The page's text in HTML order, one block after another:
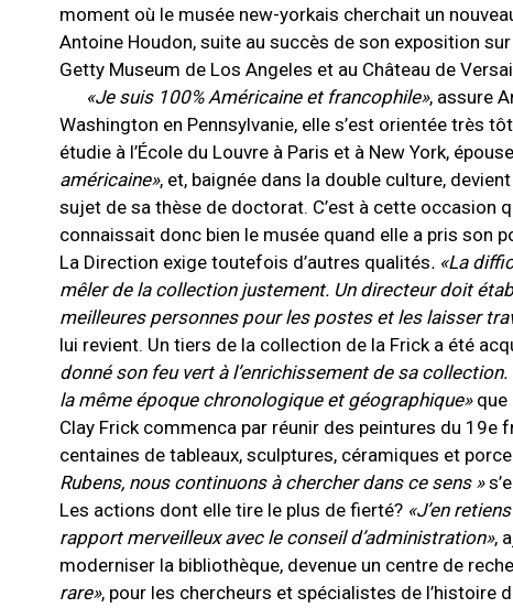
moment où le musée new-yorkais cherchait un
Antoine Houdon, suite au succès de son exposition
Getty Museum de Los Angeles et au Château de
«Je suis 100% Américaine et francophile», assure
Washington en Pennsylvanie, elle s’est orientée très
étudie à l’École du Louvre à Paris et à New York,
américaine», et, baignée dans la double culture,
sujet de sa thèse de doctorat. C’est à cette occasion
connaissait donc bien le musée quand elle a pris son
La Direction exige toutefois d’autres qualités. «La
mêler de la collection justement. Un directeur doit
meilleures personnes pour les postes et les laisser
lui revient. Un tiers de la collection de la Frick a été
donné son feu vert à l’enrichissement de sa
la même époque chronologique et géographique»que
Clay Frick commenca par réunir des peintures du
centaines de tableaux, sculptures, céramiques et
Rubens, nous continuons à chercher dans ce sens »
Les actions dont elle tire le plus de fierté? «J’en
rapport merveilleux avec le conseil d’administration»,
moderniser la bibliothèque, devenue un centre de
rare», pour les chercheurs et spécialistes de l’histoire